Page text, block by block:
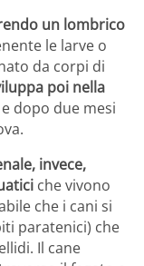
un lombrico
le larve o
da corpi di
poi nella
dopo due mesi
invece,
che vivono
che i cani si
paratenici) che
Il cane